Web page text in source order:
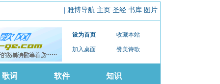
雅博导航 主页 圣经 书库 图片
设为首页 收藏本站
加入桌面 赞美诗歌
歌词 软件 知识